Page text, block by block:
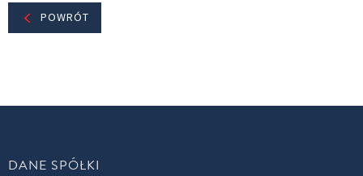
POWRÓT
DANE SPÓŁKI